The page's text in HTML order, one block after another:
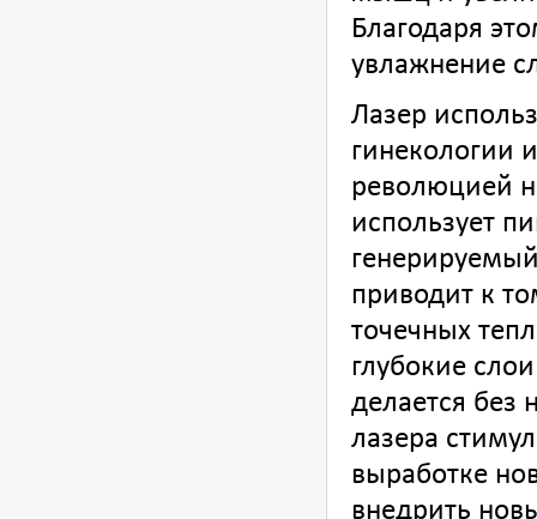
Благодаря
увлажнение
Лазер
гинекологии
революцией
использует
приводит к
точечных
глубокие
делается без
лазера
выработке
внедрить